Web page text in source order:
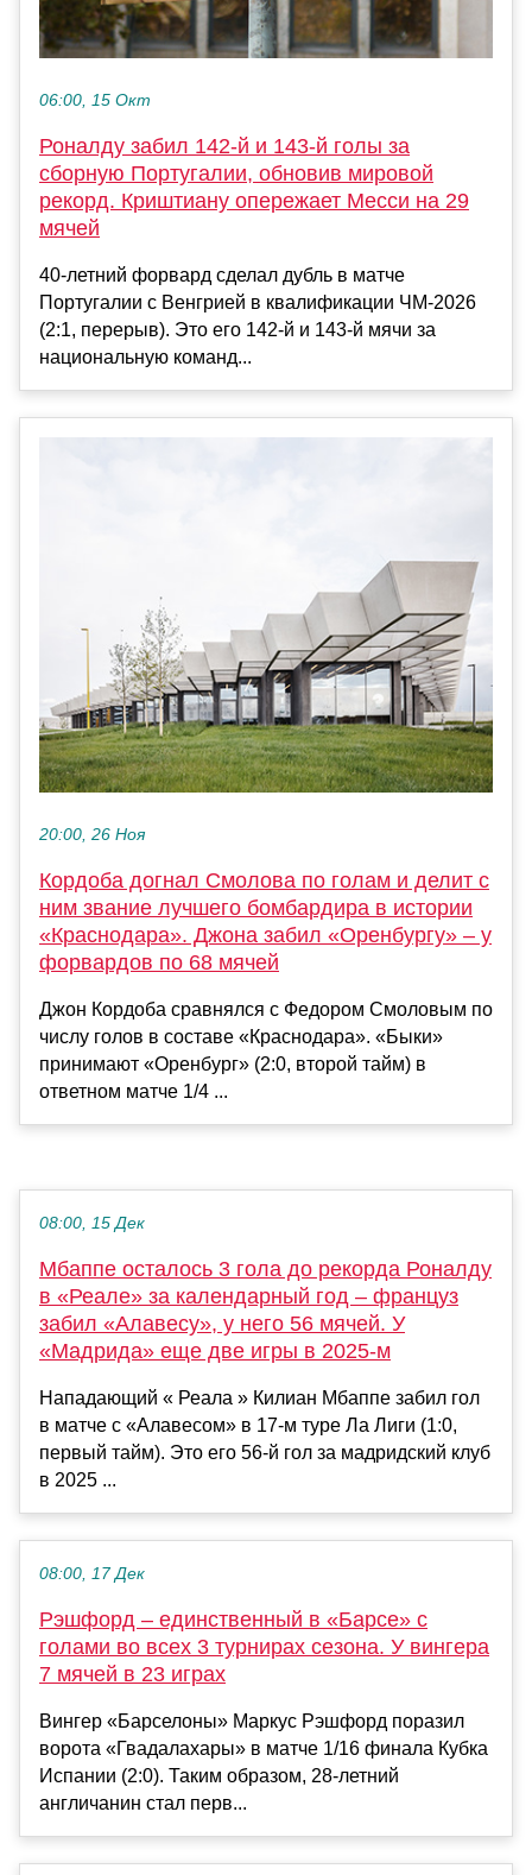
06:00, 15 Окт
Роналду забил 142-й и 143-й голы за
сборную Португалии, обновив мировой
рекорд. Криштиану опережает Месси на 29
мячей
40-летний форвард сделал дубль в матче
Португалии с Венгрией в квалификации ЧМ-2026
(2:1, перерыв). Это его 142-й и 143-й мячи за
национальную команд...
20:00, 26 Ноя
Кордоба догнал Смолова по голам и делит с
ним звание лучшего бомбардира в истории
«Краснодара». Джона забил «Оренбургу» – у
форвардов по 68 мячей
Джон Кордоба сравнялся с Федором Смоловым по
числу голов в составе «Краснодара». «Быки»
принимают «Оренбург» (2:0, второй тайм) в
ответном матче 1/4 ...
08:00, 15 Дек
Мбаппе осталось 3 гола до рекорда Роналду
в «Реале» за календарный год – француз
забил «Алавесу», у него 56 мячей. У
«Мадрида» еще две игры в 2025-м
Нападающий « Реала » Килиан Мбаппе забил гол
в матче с «Алавесом» в 17-м туре Ла Лиги (1:0,
первый тайм). Это его 56-й гол за мадридский клуб
в 2025 ...
08:00, 17 Дек
Рэшфорд – единственный в «Барсе» с
голами во всех 3 турнирах сезона. У вингера
7 мячей в 23 играх
Вингер «Барселоны» Маркус Рэшфорд поразил
ворота «Гвадалахары» в матче 1/16 финала Кубка
Испании (2:0). Таким образом, 28-летний
англичанин стал перв...